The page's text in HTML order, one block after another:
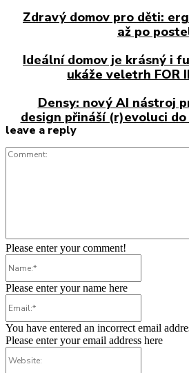
Zdravý domov pro děti:
až po
Ideální domov je krásný i
ukáže veletrh FOR
Densy: nový AI nástroj
design přináší (r)evoluci
leave a reply
Please enter your comment!
Please enter your name here
You have entered an incorrect email
Please enter your email address here